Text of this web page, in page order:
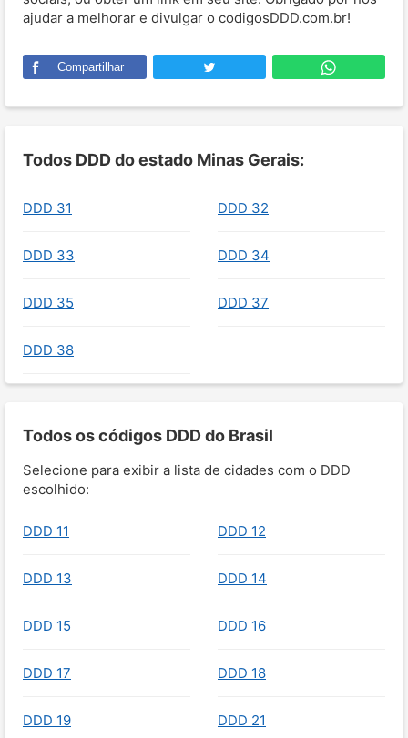
ajudar a melhorar e divulgar o codigosDDD.com.br!
Compartilhar
Todos DDD do estado Minas Gerais:
DDD 31 DDD 32
DDD 33 DDD 34
DDD 35 DDD 37
DDD 38
Todos os códigos DDD do Brasil
Selecione para exibir a lista de cidades com o DDD
escolhido:
DDD 11 DDD 12
DDD 13 DDD 14
DDD 15 DDD 16
DDD 17 DDD 18
DDD 19 DDD 21